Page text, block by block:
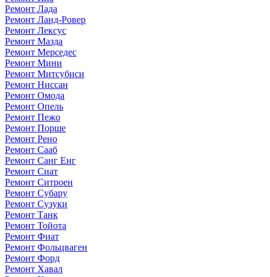
Ремонт Лада
Ремонт Ланд-Ровер
Ремонт Лексус
Ремонт Мазда
Ремонт Мерседес
Ремонт Мини
Ремонт Митсубиси
Ремонт Ниссан
Ремонт Омода
Ремонт Опель
Ремонт Пежо
Ремонт Порше
Ремонт Рено
Ремонт Сааб
Ремонт Санг Енг
Ремонт Сиат
Ремонт Ситроен
Ремонт Субару
Ремонт Сузуки
Ремонт Танк
Ремонт Тойота
Ремонт Фиат
Ремонт Фольцваген
Ремонт Форд
Ремонт Хавал